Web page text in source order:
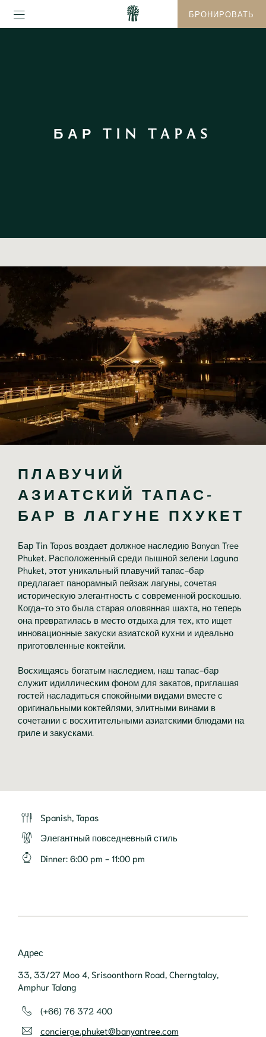
БРОНИРОВАТЬ
БАР TIN TAPAS
ПЛАВУЧИЙ
АЗИАТСКИЙ ТАПАС-
БАР В ЛАГУНЕ ПХУКЕТ
Бар Tin Tapas воздает должное наследию Banyan Tree
Phuket. Расположенный среди пышной зелени Laguna
Phuket, этот уникальный плавучий тапас-бар
предлагает панорамный пейзаж лагуны, сочетая
историческую элегантность с современной роскошью.
Когда-то это была старая оловянная шахта, но теперь
она превратилась в место отдыха для тех, кто ищет
инновационные закуски азиатской кухни и идеально
приготовленные коктейли.
Восхищаясь богатым наследием, наш тапас-бар
служит идиллическим фоном для закатов, приглашая
гостей насладиться спокойными видами вместе с
оригинальными коктейлями, элитными винами в
сочетании с восхитительными азиатскими блюдами на
гриле и закусками.
Spanish, Tapas
Элегантный повседневный стиль
Dinner: 6:00 pm - 11:00 pm
Адрес
33, 33/27 Moo 4, Srisoonthorn Road, Cherngtalay,
Amphur Talang
(+66) 76 372 400
concierge.phuket@banyantree.com